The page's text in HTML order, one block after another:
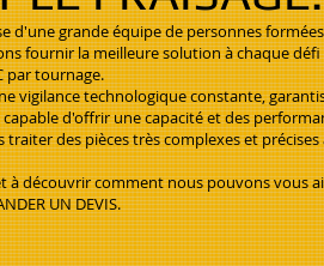
d'une grande équipe de personnes
fournir la meilleure solution à chaque
par tournage.
vigilance technologique constante,
d'offrir une capacité et des
des pièces très complexes et
à découvrir comment nous pouvons vous
UN DEVIS.